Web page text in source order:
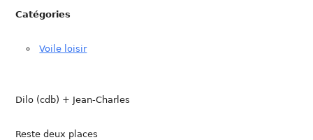
Catégories
Voile loisir
Dilo (cdb) + Jean-Charles
Reste deux places